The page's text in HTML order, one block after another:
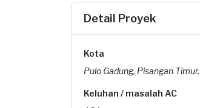
Detail Proyek
Kota
Pulo Gadung, Pisangan
Keluhan / masalah AC